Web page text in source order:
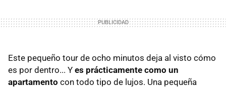
Este pequeño tour de ocho minutos deja al visto cómo
es por dentro... Y es prácticamente como un
apartamento con todo tipo de lujos. Una pequeña